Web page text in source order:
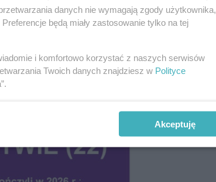
czy zdałeś! 12.05.2026
na bieżąco w tym materiale.
danych nie wymagają zgody użytkownika,
będą miały zastosowanie tylko na tej
i komfortowo korzystać z naszych serwisów
Twoich danych znajdziesz w Polityce
Akceptuję